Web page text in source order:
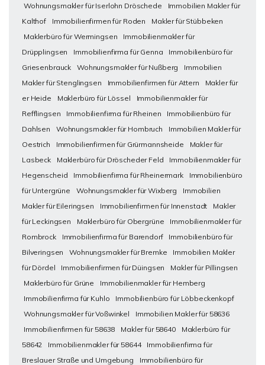
Wohnungsmakler für Iserlohn Dröschede
Immobilien Makler für
Kalthof
Immobilienfirmen für Roden
Makler für Stübbeken
Maklerbüro für Wermingsen
Immobilienmakler für
Drüpplingsen
Immobilienfirma für Genna
Immobilienbüro für
Griesenbrauck
Wohnungsmakler für Nußberg
Immobilien
Makler für Stenglingsen
Immobilienfirmen für Attern
Makler für
er Heide
Maklerbüro für Lössel
Immobilienmakler für
Refflingsen
Immobilienfirma für Rheinen
Immobilienbüro für
Dahlsen
Wohnungsmakler für Hombruch
Immobilien Makler für
Oestrich
Immobilienfirmen für Grürmannsheide
Makler für
Lasbeck
Maklerbüro für Dröscheder Feld
Immobilienmakler für
Hegenscheid
Immobilienfirma für Rheinermark
Immobilienbüro
für Untergrüne
Wohnungsmakler für Wixberg
Immobilien
Makler für Eileringsen
Immobilienfirmen für Innenstadt
Makler
für Leckingsen
Maklerbüro für Obergrüne
Immobilienmakler für
Rombrock
Immobilienfirma für Barendorf
Immobilienbüro für
Bilveringsen
Wohnungsmakler für Bremke
Immobilien Makler
für Dördel
Immobilienfirmen für Düingsen
Makler für Pillingsen
Maklerbüro für Grüne
Immobilienmakler für Hemberg
Immobilienfirma für Kuhlo
Immobilienbüro für Löbbeckenkopf
Wohnungsmakler für Voßwinkel
Immobilien Makler für 58636
Immobilienfirmen für 58638
Makler für 58640
Maklerbüro für
58642
Immobilienmakler für 58644
Immobilienfirma für
Breslauer Straße und Umgebung
Immobilienbüro für